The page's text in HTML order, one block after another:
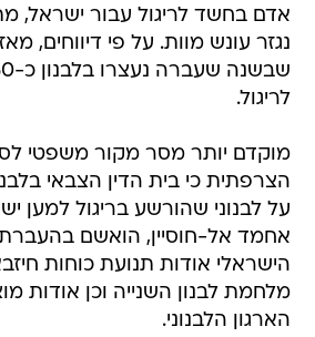
אדם בחשד לריגול עבור ישראל,
נגזר עונש מוות. על פי דיווחים,
לריגול.
מוקדם יותר מסר מקור משפטי
הצרפתית כי בית הדין הצבאי
על לבנוני שהורשע בריגול למען
אחמד אל-חוסיין, הואשם בהעברת
הישראלי אודות תנועת כוחות
מלחמת לבנון השנייה וכן אודות
הארגון הלבנוני.